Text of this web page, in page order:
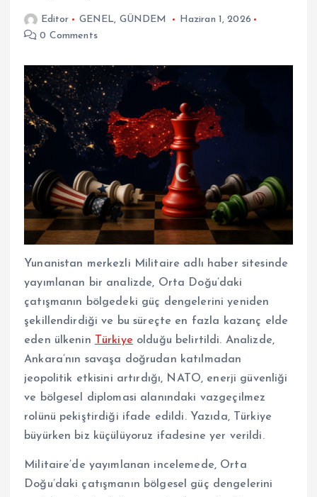
Editor GENEL, GÜNDEM
Haziran 1, 2026
0 Comments
Yunanistan merkezli Militaire adlı haber sitesinde
yayımlanan bir analizde, Orta Doğu’daki
çatışmanın bölgedeki güç dengelerini yeniden
şekillendirdiği ve bu süreçte en fazla kazanç elde
eden ülkenin
Türkiye olduğu belirtildi. Analizde,
Ankara’nın savaşa doğrudan katılmadan
jeopolitik etkisini artırdığı, NATO, enerji güvenliği
ve bölgesel diplomasi alanındaki vazgeçilmez
rolünü pekiştirdiği ifade edildi. Yazıda, Türkiye
büyürken biz küçülüyoruz ifadesine yer verildi.
Militaire’de yayımlanan incelemede, Orta
Doğu’daki çatışmanın bölgesel güç dengelerini